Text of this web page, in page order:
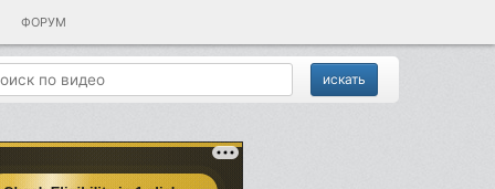
ФОРУМ